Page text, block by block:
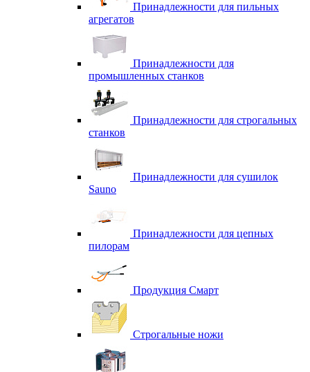
Принадлежности для пильных
агрегатов
Принадлежности для
промышленных станков
Принадлежности для строгальных
станков
Принадлежности для сушилок
Sauno
Принадлежности для цепных
пилорам
Продукция Смарт
Строгальные ножи